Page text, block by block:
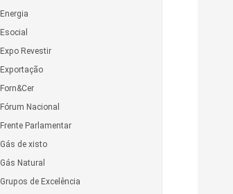
Energia
Esocial
Expo Revestir
Exportação
Forn&Cer
Fórum Nacional
Frente Parlamentar
Gás de xisto
Gás Natural
Grupos de Excelência